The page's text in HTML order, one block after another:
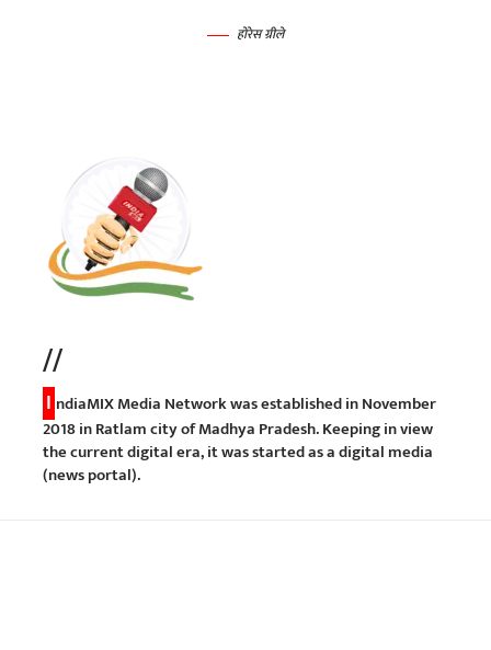
होरेस ग्रीले
//
I ndiaMIX Media Network was established in November
2018 in Ratlam city of Madhya Pradesh. Keeping in view
the current digital era, it was started as a digital media
(news portal).